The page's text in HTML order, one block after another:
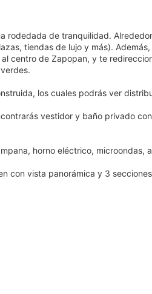
rodedada de tranquilidad.
tiendas de lujo y más).
centro de Zapopan, y te
los cuales podrás ver
vestidor y baño privado
horno eléctrico, microondas,
con vista panorámica y 3